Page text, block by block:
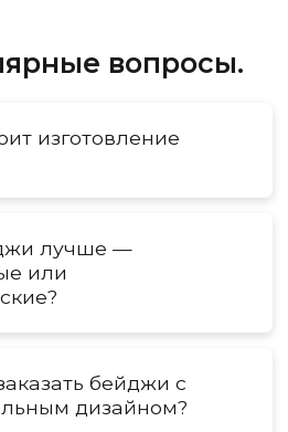
вопросы.
изготовление
лучше —
или
бейджи с
дизайном?